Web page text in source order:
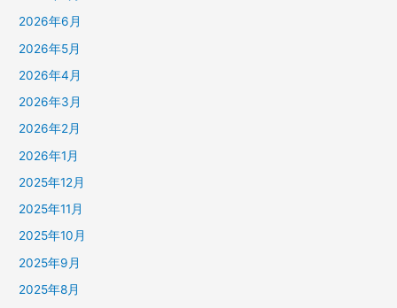
2026年6月
2026年5月
2026年4月
2026年3月
2026年2月
2026年1月
2025年12月
2025年11月
2025年10月
2025年9月
2025年8月